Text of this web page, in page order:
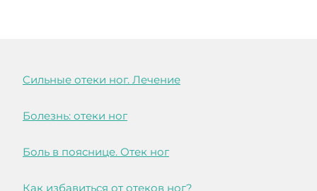
Cильные отеки ног. Лечение
Болезнь: отеки ног
Боль в пояснице. Отек ног
Как избавиться от отеков ног?